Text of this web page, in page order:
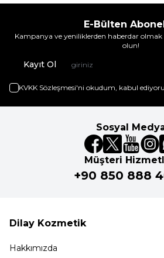
E-Bülten
Kampanya ve yeniliklerden haberdar
olun!
Kayıt Ol
KVKK Sözleşmesi'ni okudum, kabul
Sosyal
Müşteri
+90 850 888
Dilay Kozmetik
Hakkımızda